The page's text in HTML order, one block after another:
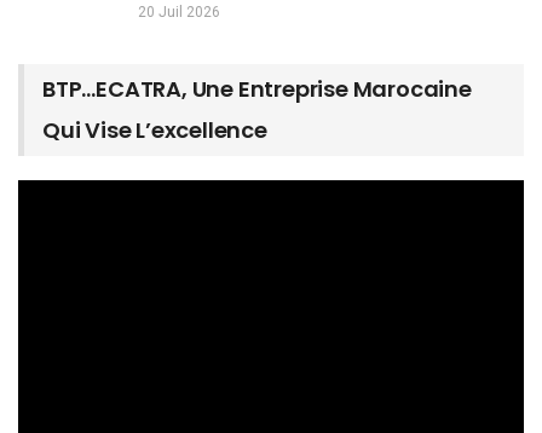
20 Juil 2026
BTP…ECATRA, Une Entreprise Marocaine
Qui Vise L’excellence